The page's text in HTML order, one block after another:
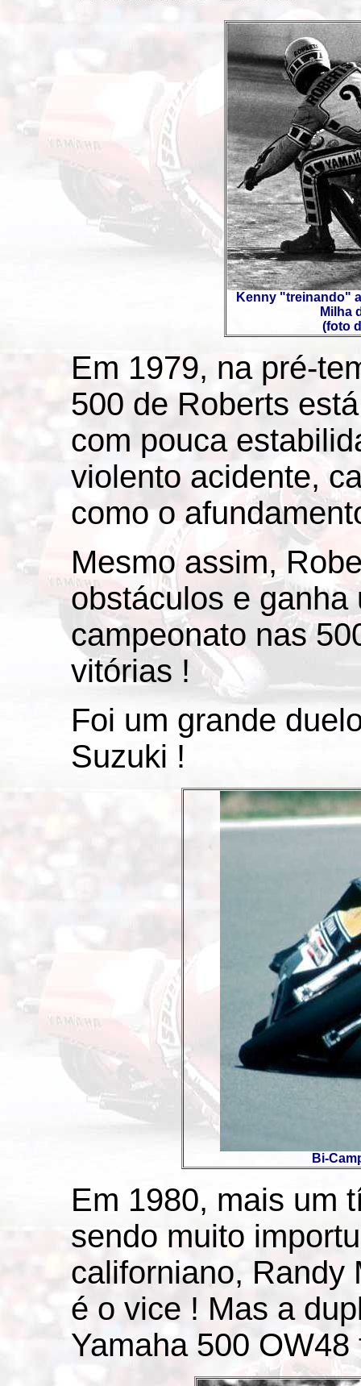
Kenny "treinando"
Milha
(foto
Em 1979, na pré-
500 de Roberts
com pouca
violento acidente,
como o
Mesmo assim,
obstáculos e ganha
campeonato nas
vitórias !
Foi um grande
Suzuki !
Bi-
Em 1980, mais um
sendo muito
californiano, Randy
é o vice ! Mas a
Yamaha 500